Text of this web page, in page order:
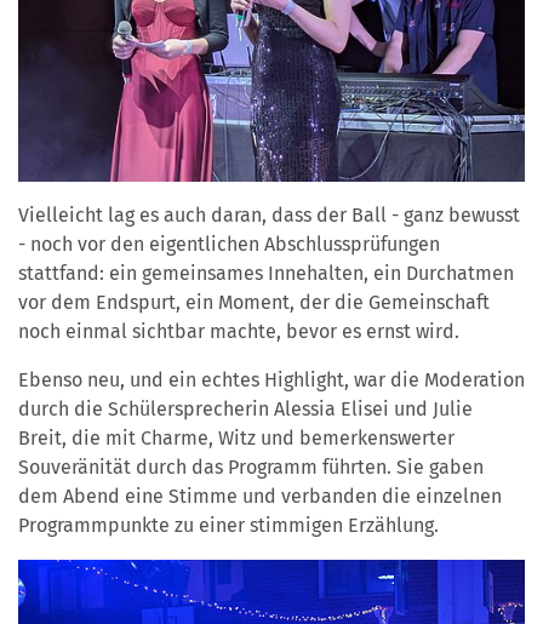
Vielleicht lag es auch daran, dass der Ball - ganz bewusst
- noch vor den eigentlichen Abschlussprüfungen
stattfand: ein gemeinsames Innehalten, ein Durchatmen
vor dem Endspurt, ein Moment, der die Gemeinschaft
noch einmal sichtbar machte, bevor es ernst wird.
Ebenso neu, und ein echtes Highlight, war die Moderation
durch die Schülersprecherin Alessia Elisei und Julie
Breit, die mit Charme, Witz und bemerkenswerter
Souveränität durch das Programm führten. Sie gaben
dem Abend eine Stimme und verbanden die einzelnen
Programmpunkte zu einer stimmigen Erzählung.